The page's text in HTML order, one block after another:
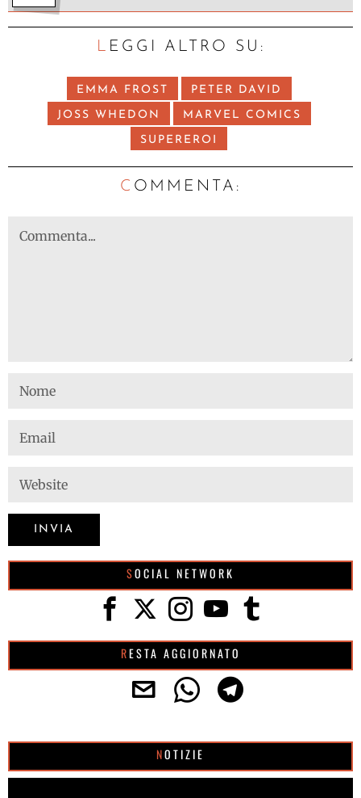
LEGGI ALTRO SU:
EMMA FROST PETER DAVID
JOSS WHEDON MARVEL COMICS
SUPEREROI
C OMMENTA:
SOCIAL NETWORK
RESTA AGGIORNATO
NOTIZIE